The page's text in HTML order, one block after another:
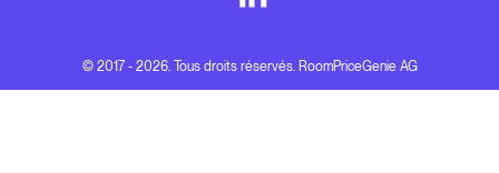
© 2017 - 2026. Tous droits réservés. RoomPriceGenie AG